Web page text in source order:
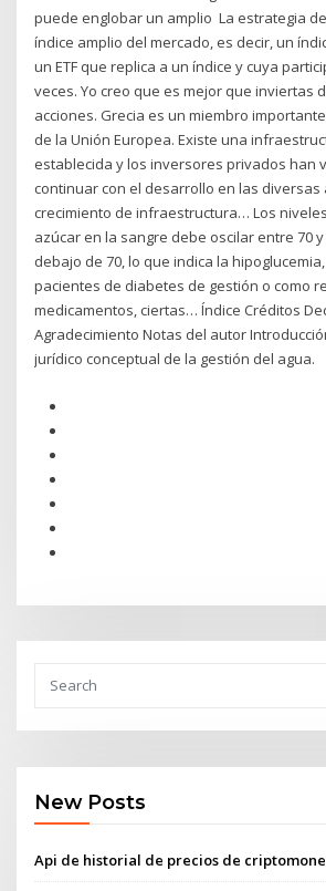
puede englobar un amplio La estrategia
índice amplio del mercado, es decir, un
un ETF que replica a un índice y cuya
veces. Yo creo que es mejor que inviertas
acciones. Grecia es un miembro
de la Unión Europea. Existe una
establecida y los inversores privados han
continuar con el desarrollo en las diversas
crecimiento de infraestructura… Los
azúcar en la sangre debe oscilar entre 70
debajo de 70, lo que indica la
pacientes de diabetes de gestión o como
medicamentos, ciertas… Índice Créditos
Agradecimiento Notas del autor
jurídico conceptual de la gestión del agua.
New Posts
Api de historial de precios de